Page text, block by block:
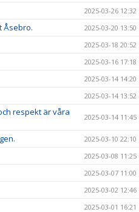
2025-03-26 12:32
Åsebro. 2025-03-20 13:50
2025-03-18 20:52
2025-03-16 17:18
2025-03-14 14:20
2025-03-14 13:52
respekt är våra
2025-03-14 11:45
2025-03-10 22:10
2025-03-08 11:25
2025-03-07 11:00
2025-03-02 12:46
2025-03-01 16:21